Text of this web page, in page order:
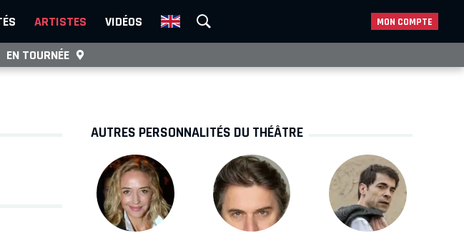
ARTISTES VIDÉOS MON COMPTE
EN TOURNÉE
AUTRES PERSONNALITÉS DU THÉÂTRE